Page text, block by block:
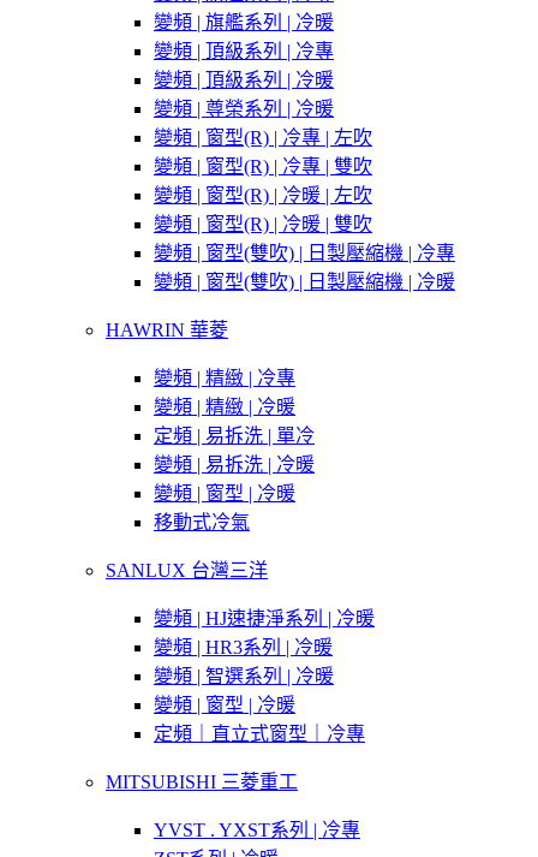
變頻 | 旗艦系列 | 冷暖
變頻 | 頂級系列 | 冷專
變頻 | 頂級系列 | 冷暖
變頻 | 尊榮系列 | 冷暖
變頻 | 窗型(R) | 冷專 | 左吹
變頻 | 窗型(R) | 冷專 | 雙吹
變頻 | 窗型(R) | 冷暖 | 左吹
變頻 | 窗型(R) | 冷暖 | 雙吹
變頻 | 窗型(雙吹) | 日製壓縮機 | 冷專
變頻 | 窗型(雙吹) | 日製壓縮機 | 冷暖
HAWRIN 華菱
變頻 | 精緻 | 冷專
變頻 | 精緻 | 冷暖
定頻 | 易拆洗 | 單冷
變頻 | 易拆洗 | 冷暖
變頻 | 窗型 | 冷暖
移動式冷氣
SANLUX 台灣三洋
變頻 | HJ速捷淨系列 | 冷暖
變頻 | HR3系列 | 冷暖
變頻 | 智選系列 | 冷暖
變頻 | 窗型 | 冷暖
定頻｜直立式窗型｜冷專
MITSUBISHI 三菱重工
YVST . YXST系列 | 冷專